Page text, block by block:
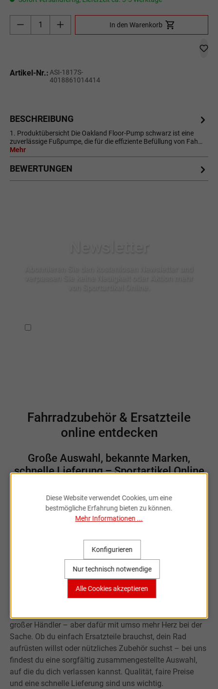
Produkt Anzahl: Gib den gewünschten Wert
In den Warenkorb
Artikel-Nr.: ASI-1817S-
4018861014414
BESCHREIBUNG
1. Produktübersicht Die Oakland Floor-Pump schwarz ist eine
zuverlässige Fußpumpe, die für die effiziente Befüllung von Fah…
Mehr
BEWERTUNGEN
Fahrradzubehör & Ersatzteile
online entdecken
Große Auswahl, bekannte Marken,
schnelle Lieferung – Sportartikel Online
Willkommen bei Sportartikel Online.
Was mit der Leidenschaft für Sport begann, ist über fast
20 Jahre zu einem kleinen, aber verlässlichen Onlineshop
großer Händler – aber dafür mit umso mehr Herz bei der
Sache. Ob du einfach Ersatzteile brauchst, dein Rad
aufrüsten willst oder nützliches Zubehör suchst – bei uns
findest du eine sorgfältig zusammengestellte Auswahl,
auf die du dich verlassen kannst. Qualität, faire Preise
und eine schnelle Lieferung sind uns wichtig.
Diese Website verwendet Cookies, um eine
bestmögliche Erfahrung bieten zu können.
Mehr Informationen ...
Nur technisch notwendige
Konfigurieren
Alle Cookies akzeptieren